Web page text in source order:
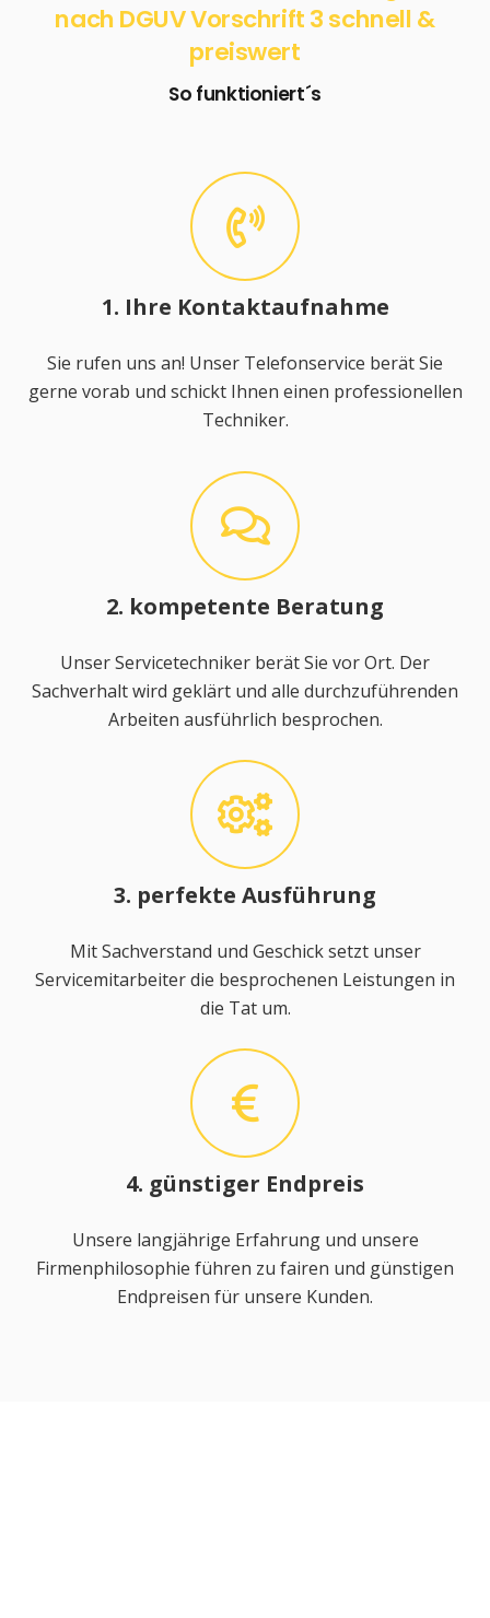
nach DGUV Vorschrift 3 schnell &
preiswert
So funktioniert´s
1. Ihre Kontaktaufnahme
Sie rufen uns an! Unser Telefonservice berät Sie
gerne vorab und schickt Ihnen einen professionellen
Techniker.
2. kompetente Beratung
Unser Servicetechniker berät Sie vor Ort. Der
Sachverhalt wird geklärt und alle durchzuführenden
Arbeiten ausführlich besprochen.
3. perfekte Ausführung
Mit Sachverstand und Geschick setzt unser
Servicemitarbeiter die besprochenen Leistungen in
die Tat um.
4. günstiger Endpreis
Unsere langjährige Erfahrung und unsere
Firmenphilosophie führen zu fairen und günstigen
Endpreisen für unsere Kunden.